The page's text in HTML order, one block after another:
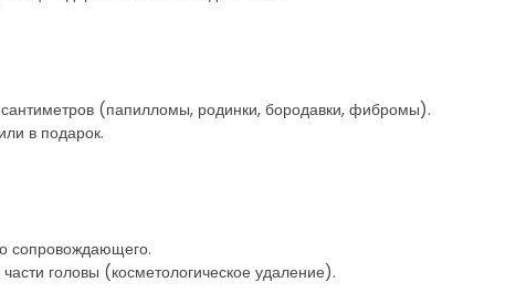
(папилломы, родинки, бородавки, фибромы).
в подарок.
сопровождающего.
головы (косметологическое удаление).